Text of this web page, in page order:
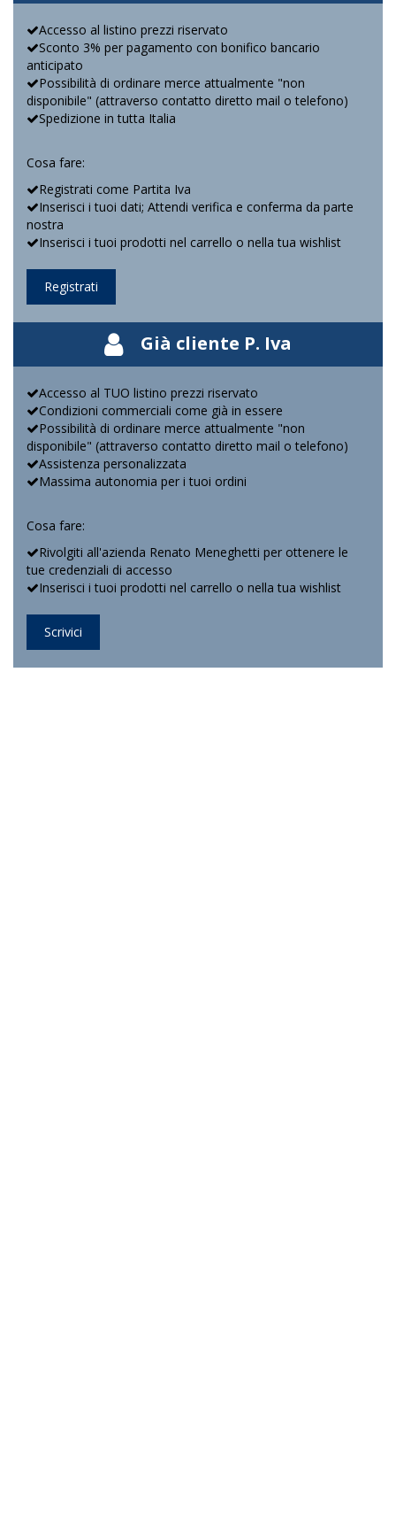
Accesso al listino prezzi riservato
Sconto 3% per pagamento con bonifico bancario
anticipato
Possibilità di ordinare merce attualmente "non
disponibile" (attraverso contatto diretto mail o telefono)
Spedizione in tutta Italia
Cosa fare:
Registrati come Partita Iva
Inserisci i tuoi dati; Attendi verifica e conferma da parte
nostra
Inserisci i tuoi prodotti nel carrello o nella tua wishlist
Registrati
Già cliente P. Iva
Accesso al TUO listino prezzi riservato
Condizioni commerciali come già in essere
Possibilità di ordinare merce attualmente "non
disponibile" (attraverso contatto diretto mail o telefono)
Assistenza personalizzata
Massima autonomia per i tuoi ordini
Cosa fare:
Rivolgiti all'azienda Renato Meneghetti per ottenere le
tue credenziali di accesso
Inserisci i tuoi prodotti nel carrello o nella tua wishlist
Scrivici